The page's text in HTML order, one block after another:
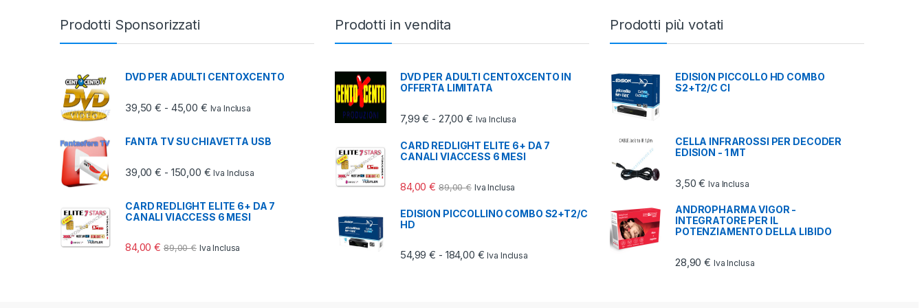
Prodotti Sponsorizzati
DVD PER ADULTI CENTOXCENTO
39,50€ - 45,00 €Fascia di prezzo: da 39,50 € a 45,00 €
Iva Inclusa
FANTA TV SU CHIAVETTA USB
39,00€ - 150,00 €Fascia di prezzo: da 39,00 € a 150,00 €
Iva Inclusa
CARD REDLIGHT ELITE 6+ DA 7
CANALI VIACCESS 6 MESI
84,00€ 89,00€ Iva Inclusa
Prodotti in vendita
DVD PER ADULTI CENTOXCENTO IN
OFFERTA LIMITATA
7,99€ - 27,00 €Fascia di prezzo: da 7,99 € a 27,00 €
Iva Inclusa
CARD REDLIGHT ELITE 6+ DA 7
CANALI VIACCESS 6 MESI
84,00€ 89,00€ Iva Inclusa
EDISION PICCOLLINO COMBO S2+T2/C
HD
54,99€ - 184,00 €Fascia di prezzo: da 54,99 € a 184,00 €
Iva Inclusa
Prodotti più votati
EDISION PICCOLLO HD COMBO
S2+T2/C CI
CELLA INFRAROSSI PER DECODER
EDISION - 1 MT
3,50€ Iva Inclusa
ANDROPHARMA VIGOR -
INTEGRATORE PER IL
POTENZIAMENTO DELLA LIBIDO
28,90€ Iva Inclusa